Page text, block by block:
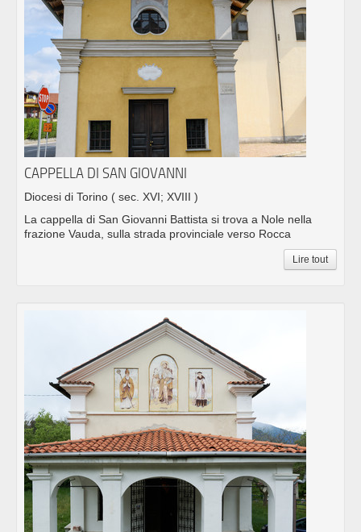
CAPPELLA DI SAN GIOVANNI
Diocesi di Torino ( sec. XVI; XVIII )
La cappella di San Giovanni Battista si trova a Nole nella
frazione Vauda, sulla strada provinciale verso Rocca
Lire tout